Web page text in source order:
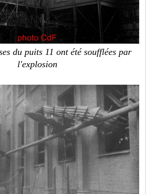
du puits 11 ont été soufflées par
l'explosion